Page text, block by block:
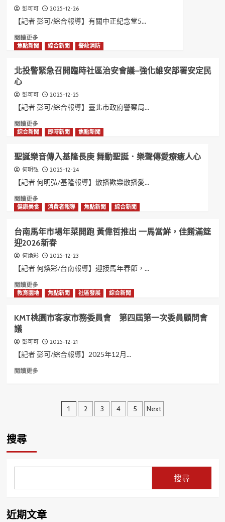
及
收
關
鍵
備
創
生
教
學
果
北
市
林
社
大
26
週
復
得！
二
警
身
機
偵
探
回
失
彭可可 2025-12-26
【記者 彭可/綜合報導】有關中正紀念堂5...
閱讀更多Read
more
中
正
念
堂
5
號
出
有
民
眾
酒
鬧
事
分
局
說
明
焦點新聞 綜合新聞 警政消防
北投警緊急召開臨時社區治安會議–強化維安部署安定民
心
彭可可 2025-12-25
【記者 彭可/綜合報導】臺北市政府警察局...
閱讀更多Read
more
北
投
警
緊
召
開
時
社
區
治
安
議
–
化
維
部
署
定
綜合新聞 即時新聞 焦點新聞
聖誕樂音傳入基隆長庚 舞動聖誕．樂聲傳愛療癒人心
何明弘 2025-12-24
【記者 何明弘/基隆報導】散播歡樂散播愛...
閱讀更多Read
more
聖
誕
樂
音
傳
入
基
隆
庚
舞
聖
誕．
樂
聲
健康美食 消費者報導 焦點新聞 綜合新聞
台南馬年市場年菜開跑 黃偉哲推出 一馬當鮮，佳餚滿筵
迎2026新春
何煥彩 2025-12-23
【記者 何煥彩/台南報導】迎接馬年春節，...
閱讀更多Read
more
台
南
年
市
場
年
馬
滿
教育園地 焦點新聞 社區發展 綜合新聞
KMT桃園市客家市務委員會 第四屆第一次委員顧問會
議
彭可可 2025-12-21
【記者 彭可/綜合報導】2025年12月...
閱讀更多Read
務
四
文
1 2 3 4 5 Next
搜尋
搜尋
近期文章